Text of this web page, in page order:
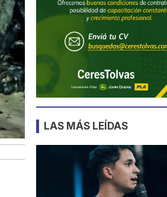
LAS MÁS LEÍDAS